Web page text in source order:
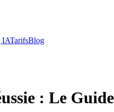
IATarifsBlog
: Le